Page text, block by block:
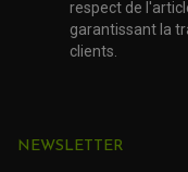
KIT CHAÎNE
respect de
garantissant la
clients.
NEWSLETTER